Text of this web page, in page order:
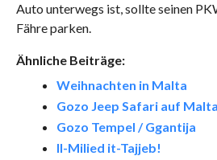
Auto unterwegs ist, sollte seinen
Fähre parken.
Ähnliche Beiträge:
Weihnachten in Malta
Gozo Jeep Safari auf Malta
Gozo Tempel / Ggantija
Il-Milied it-Tajjeb!